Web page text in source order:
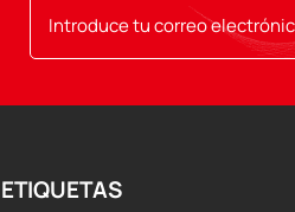
ETIQUETAS